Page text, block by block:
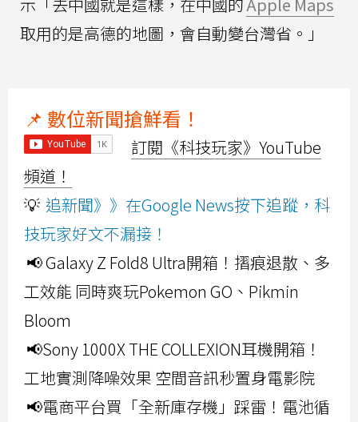
取用的是高德的地圖，會自動變台灣省。」
📌 數位新聞搶鮮看！
訂閱《科技玩家》YouTube
頻道！
💡 追新聞》》在Google News按下追蹤，科
技玩家好文不漏接！
📢 Galaxy Z Fold8 Ultra開箱！摺痕退散、多
工效能 同時爽玩Pokemon GO、Pikmin
Bloom
📢Sony 1000X THE COLLEXION耳機開箱！
工地實測降噪效果 空間音訊秒置身電影院
📢電商平台買「全新庫存機」踩雷！電池循